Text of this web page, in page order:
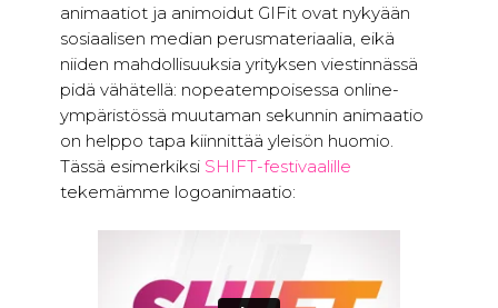
animaatiot ja animoidut GIFit ovat nykyään
sosiaalisen median perusmateriaalia, eikä
niiden mahdollisuuksia yrityksen viestinnässä
pidä vähätellä: nopeatempoisessa online-
ympäristössä muutaman sekunnin animaatio
on helppo tapa kiinnittää yleisön huomio.
Tässä esimerkiksi SHIFT-festivaalille
tekemämme logoanimaatio: